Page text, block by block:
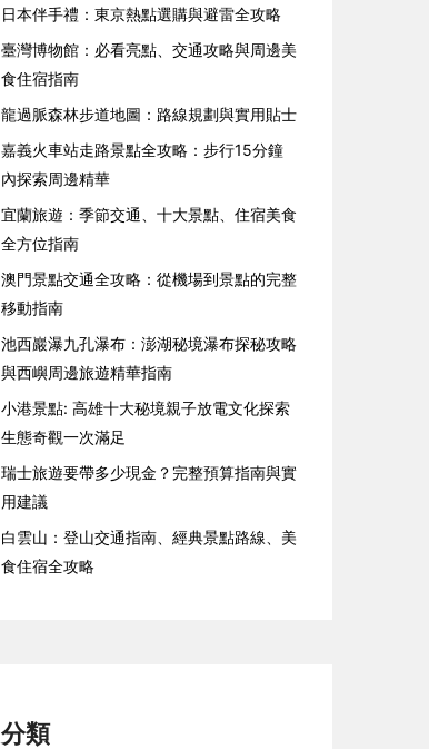
日本伴手禮：東京熱點選購與避雷全攻略
臺灣博物館：必看亮點、交通攻略與周邊美
食住宿指南
龍過脈森林步道地圖：路線規劃與實用貼士
嘉義火車站走路景點全攻略：步行15分鐘
內探索周邊精華
宜蘭旅遊：季節交通、十大景點、住宿美食
全方位指南
澳門景點交通全攻略：從機場到景點的完整
移動指南
池西巖瀑九孔瀑布：澎湖秘境瀑布探秘攻略
與西嶼周邊旅遊精華指南
小港景點: 高雄十大秘境親子放電文化探索
生態奇觀一次滿足
瑞士旅遊要帶多少現金？完整預算指南與實
用建議
白雲山：登山交通指南、經典景點路線、美
食住宿全攻略
分類